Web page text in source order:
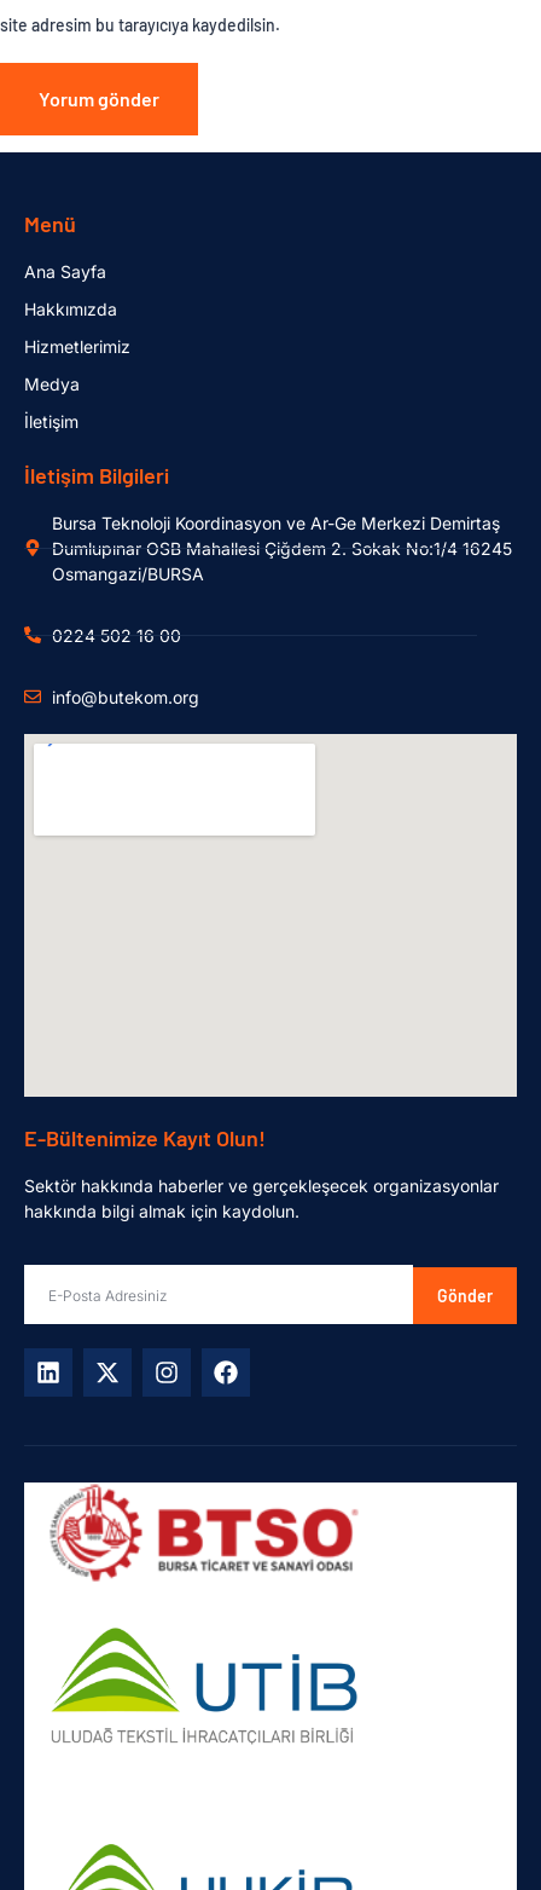
site adresim bu tarayıcıya kaydedilsin.
Menü
Ana Sayfa
Hakkımızda
Hizmetlerimiz
Medya
İletişim
İletişim Bilgileri
Bursa Teknoloji Koordinasyon ve Ar-Ge Merkezi Demirtaş
Dumlupınar OSB Mahallesi Çiğdem 2. Sokak No:1/4 16245
Osmangazi/BURSA
0224 502 16 00
info@butekom.org
E-Bültenimize Kayıt Olun!
Sektör hakkında haberler ve gerçekleşecek organizasyonlar
hakkında bilgi almak için kaydolun.
Gönder